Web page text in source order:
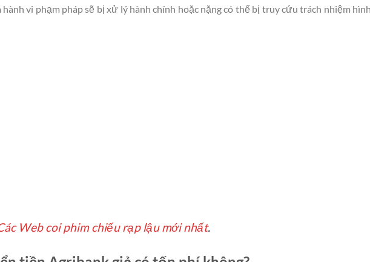
hành vi phạm pháp sẽ bị xử lý hành chính hoặc nặng có thể bị truy cứu trách nhiệm
Web coi phim chiếu rạp lậu mới nhất.